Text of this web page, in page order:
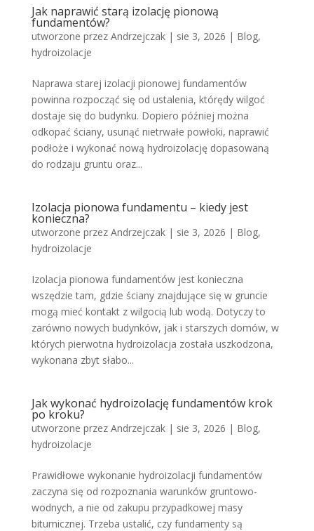
Jak naprawić starą izolację pionową
fundamentów?
utworzone przez Andrzejczak| sie 3, 2026 | Blog,
hydroizolacje
Naprawa starej izolacji pionowej fundamentów
powinna rozpocząć się od ustalenia, którędy wilgoć
dostaje się do budynku. Dopiero później można
odkopać ściany, usunąć nietrwałe powłoki, naprawić
podłoże i wykonać nową hydroizolację dopasowaną
do rodzaju gruntu oraz...
Izolacja pionowa fundamentu – kiedy jest
konieczna?
utworzone przez Andrzejczak| sie 3, 2026 | Blog,
hydroizolacje
Izolacja pionowa fundamentów jest konieczna
wszędzie tam, gdzie ściany znajdujące się w gruncie
mogą mieć kontakt z wilgocią lub wodą. Dotyczy to
zarówno nowych budynków, jak i starszych domów, w
których pierwotna hydroizolacja została uszkodzona,
wykonana zbyt słabo...
Jak wykonać hydroizolację fundamentów krok
po kroku?
utworzone przez Andrzejczak| sie 3, 2026 | Blog,
hydroizolacje
Prawidłowe wykonanie hydroizolacji fundamentów
zaczyna się od rozpoznania warunków gruntowo-
wodnych, a nie od zakupu przypadkowej masy
bitumicznej. Trzeba ustalić, czy fundamenty są